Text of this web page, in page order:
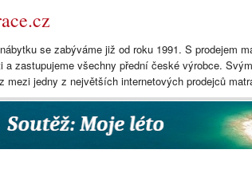
se zabýváme již od roku 1991. S prodejem
a zastupujeme všechny přední české výrobce.
mezi jedny z největších internetových prodejců